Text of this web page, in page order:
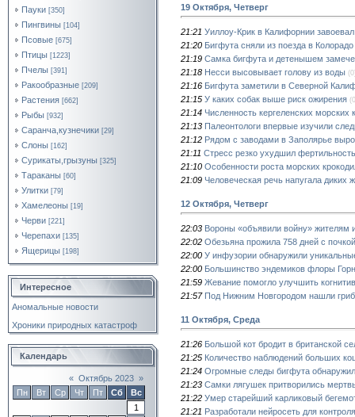
Пауки [350]
Пингвины [104]
Псовые [675]
Птицы [1223]
Пчелы [391]
Ракообразные [209]
Растения [662]
Рыбы [932]
Саранча,кузнечики [29]
Слоны [162]
Сурикаты,грызуны [325]
Тараканы [60]
Улитки [79]
Хамелеоны [19]
Черви [221]
Черепахи [135]
Ящерицы [198]
Интересное
Аномальные новости
Хроники природных катастроф
Календарь
« Октябрь 2023 »
Пн
Вт Ср Чт Пт Сб
Вс
1
19 Октября, Четверг
21:21 Уиллоу-Крик в Калифорнии
21:20 Бигфута сняли из поезда в Колорадо
21:19 Самка бигфута и детенышем
21:18 Несси высовывает голову из воды
21:16 Бигфута заметили в Северной
21:15 У каких собак выше риск ожирения
21:14 Численность кергеленских морских
21:13 Палеонтологи впервые изучили
21:12 Рядом с заводами в Заполярье
21:11 Стресс резко ухудшил
21:10 Особенности роста морских
21:09 Человеческая речь напугала диких
12 Октября, Четверг
22:03 Вороны «объявили войну» жителям
22:02 Обезьяна прожила 758 дней с
22:00 У инфузории обнаружили
22:00 Большинство эндемиков флоры
21:59 Жевание помогло улучшить
21:57 Под Нижним Новгородом нашли
11 Октября, Среда
21:26 Большой кот бродит в британской
21:25 Количество наблюдений больших
21:24 Огромные следы бигфута
21:23 Самки лягушек притворились
21:22 Умер старейший карликовый
21:21 Разработали нейросеть для